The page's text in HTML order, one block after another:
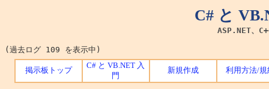
C# と
ASP.NET、
(過去ログ 109 を表示中)
掲示板トップ
C# と VB.NET 入
門
新規作成 利用方法/規